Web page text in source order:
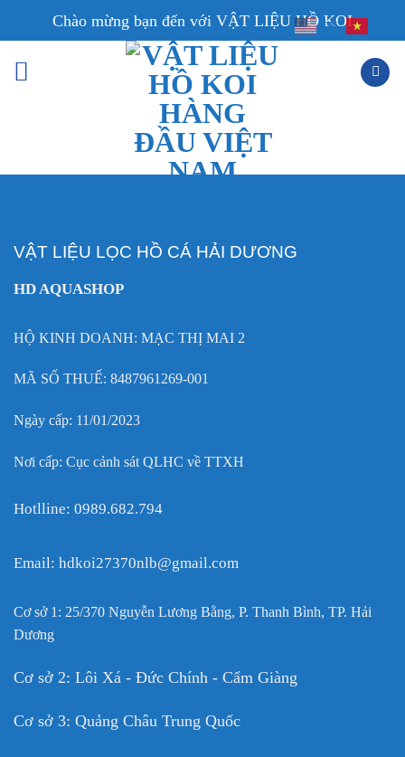
Chào mừng bạn đến với VẬT LIỆU HỒ KOI
VẬT LIỆU LỌC HỒ CÁ HẢI DƯƠNG
HD AQUASHOP
HỘ KINH DOANH: MẠC THỊ MAI 2
MÃ SỐ THUẾ: 8487961269-001
Ngày cấp: 11/01/2023
Nơi cấp: Cục cảnh sát QLHC về TTXH
Hotlline: 0989.682.794
Email: hdkoi27370nlb@gmail.com
Cơ sở 1: 25/370 Nguyễn Lương Bằng, P. Thanh Bình, TP. Hải
Dương
Cơ sở 2: Lôi Xá - Đức Chính - Cẩm Giàng
Cơ sở 3: Quảng Châu Trung Quốc
EN